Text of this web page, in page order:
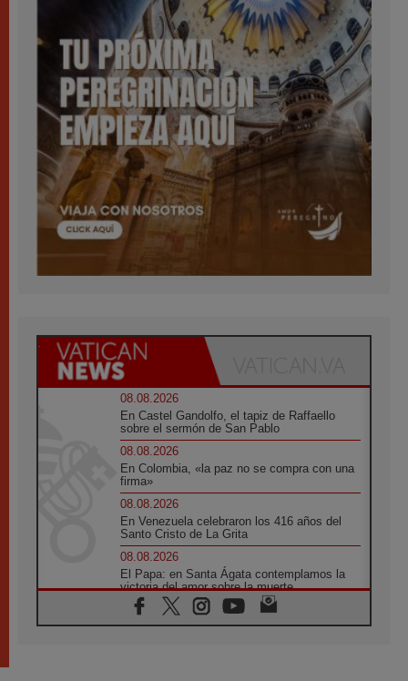
08.08.2026
En Castel Gandolfo, el tapiz de Raffaello
sobre el sermón de San Pablo
08.08.2026
En Colombia, «la paz no se compra con una
firma»
08.08.2026
En Venezuela celebraron los 416 años del
Santo Cristo de La Grita
08.08.2026
El Papa: en Santa Ágata contemplamos la
victoria del amor sobre la muerte
08.08.2026
León XIV visitará el Santuario de la Madre